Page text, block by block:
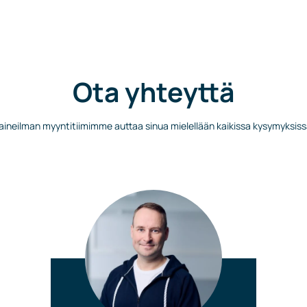
Ota yhteyttä
myyntitiimimme auttaa sinua mielellään kaikissa